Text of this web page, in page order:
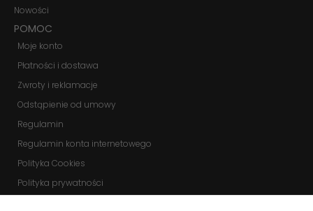
Nowości
POMOC
Moje konto
Płatności i dostawa
Zwroty i reklamacje
Odstąpienie od umowy
Regulamin
Regulamin konta internetowego
Polityka Cookies
Polityka prywatności
internetowej.